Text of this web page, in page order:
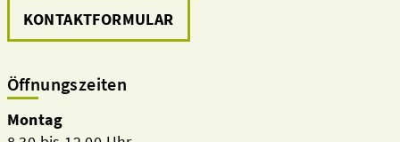
KONTAKTFORMULAR
Öffnungszeiten
Montag